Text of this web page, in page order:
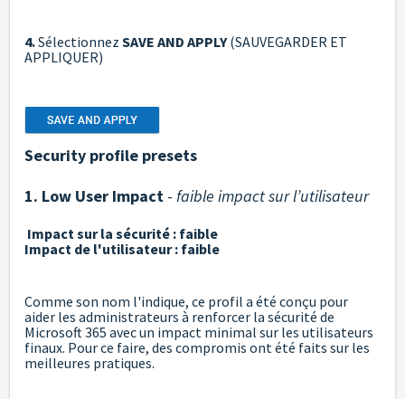
4.Sélectionnez SAVE AND APPLY(SAUVEGARDER ET
APPLIQUER)
Security profile presets
1. Low User Impact - faible impact sur l’utilisateur
Impact sur la sécurité : faible
Impact de l'utilisateur : faible
Comme son nom l'indique, ce profil a été conçu pour
aider les administrateurs à renforcer la sécurité de
Microsoft 365 avec un impact minimal sur les utilisateurs
finaux. Pour ce faire, des compromis ont été faits sur les
meilleures pratiques.